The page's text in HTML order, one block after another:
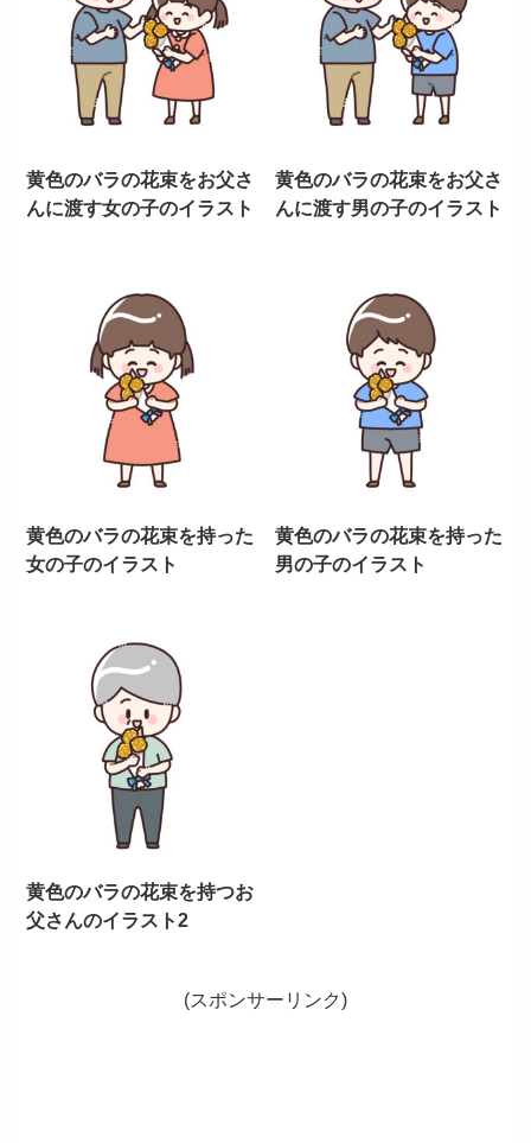
黄色のバラの花束をお父さ
んに渡す女の子のイラスト
黄色のバラの花束をお父さ
んに渡す男の子のイラスト
黄色のバラの花束を持った
女の子のイラスト
黄色のバラの花束を持った
男の子のイラスト
黄色のバラの花束を持つお
父さんのイラスト2
(スポンサーリンク)